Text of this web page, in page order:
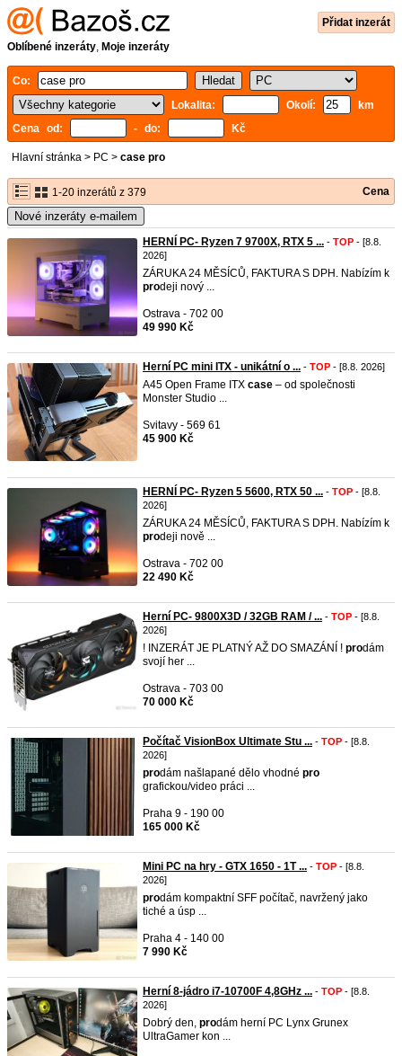
Přidat inzerát
Oblíbené inzeráty, Moje inzeráty
Co:
Lokalita:
Okolí:
km
Cena od:
- do: Kč
Hlavní stránka > PC > case pro
1-20 inzerátů z 379 Cena
Nové inzeráty e-mailem
HERNÍ PC- Ryzen 7 9700X, RTX 5 ... - TOP - [8.8.
2026]
ZÁRUKA 24 MĚSÍCŮ, FAKTURA S DPH. Nabízím k
prodeji nový ...
Ostrava - 702 00
49 990 Kč
Herní PC mini ITX - unikátní o ... - TOP - [8.8. 2026]
A45 Open Frame ITX case – od společnosti
Monster Studio ...
Svitavy - 569 61
45 900 Kč
HERNÍ PC- Ryzen 5 5600, RTX 50 ... - TOP - [8.8.
2026]
ZÁRUKA 24 MĚSÍCŮ, FAKTURA S DPH. Nabízím k
prodeji nově ...
Ostrava - 702 00
22 490 Kč
Herní PC- 9800X3D / 32GB RAM / ... - TOP - [8.8.
2026]
! INZERÁT JE PLATNÝ AŽ DO SMAZÁNÍ ! prodám
svojí her ...
Ostrava - 703 00
70 000 Kč
Počítač VisionBox Ultimate Stu ... - TOP - [8.8.
2026]
prodám našlapané dělo vhodné pro
grafickou/video práci ...
Praha 9 - 190 00
165 000 Kč
Mini PC na hry - GTX 1650 - 1T ... - TOP - [8.8.
2026]
prodám kompaktní SFF počítač, navržený jako
tiché a úsp ...
Praha 4 - 140 00
7 990 Kč
Herní 8-jádro i7-10700F 4,8GHz ... - TOP - [8.8.
2026]
Dobrý den, prodám herní PC Lynx Grunex
UltraGamer kon ...